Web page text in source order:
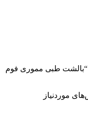
“بالشت طبی مموری فوم
موردنیاز